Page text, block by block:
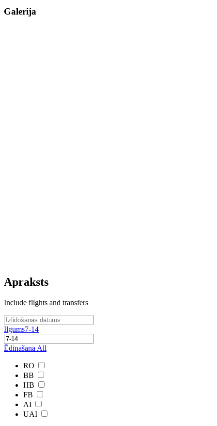
Galerija
Apraksts
Include flights and transfers
Ilgums7-14
Ēdinašana All
RO
BB
HB
FB
AI
UAI